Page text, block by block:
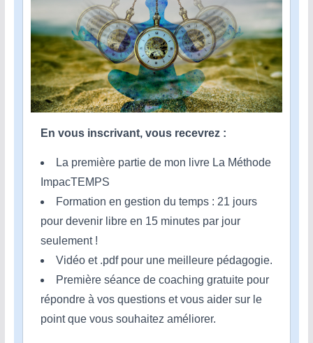
En vous inscrivant, vous recevrez :
La première partie de mon livre La Méthode
ImpacTEMPS
Formation en gestion du temps : 21 jours
pour devenir libre en 15 minutes par jour
seulement !
Vidéo et .pdf pour une meilleure pédagogie.
Première séance de coaching gratuite pour
répondre à vos questions et vous aider sur le
point que vous souhaitez améliorer.